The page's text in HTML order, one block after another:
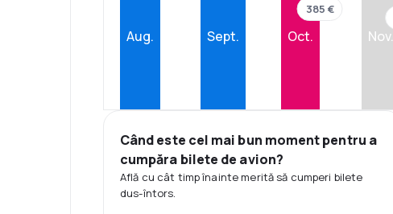
Aug. Sept. Oct.
385 €
Nov.
Când este cel mai bun moment pentru a
cumpăra bilete de avion?
Află cu cât timp înainte merită să cumperi bilete
dus-întors.